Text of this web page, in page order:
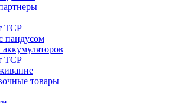
ТСР
пандусом
аккумуляторов
ТСР
товары